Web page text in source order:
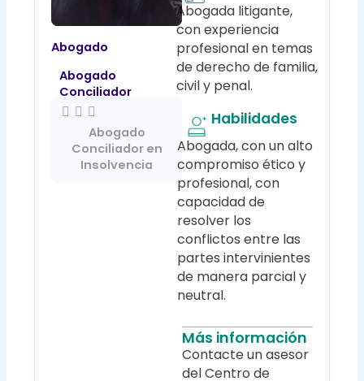
Abogado
Abogado
Conciliador
Abogado
Conciliador en
Insolvencia
Abogada litigante,
con experiencia
profesional en temas
de derecho de familia,
civil y penal.
Habilidades
Abogada, con un alto
compromiso ético y
profesional, con
capacidad de
resolver los
conflictos entre las
partes intervinientes
de manera parcial y
neutral.
Más información
Contacte un asesor
del Centro de